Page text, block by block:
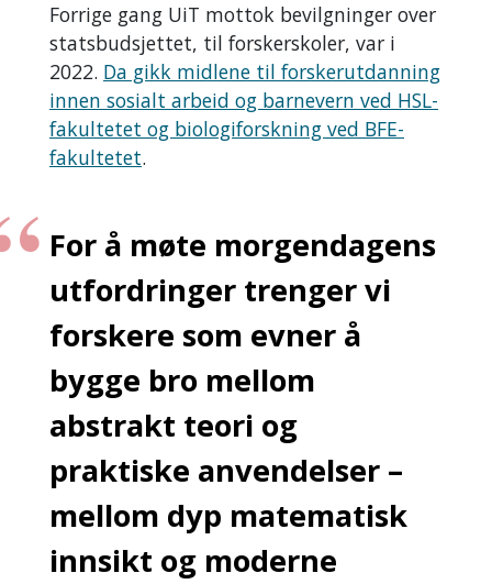
Forrige gang UiT mottok bevilgninger over
statsbudsjettet, til forskerskoler, var i
2022. Da gikk midlene til forskerutdanning
innen sosialt arbeid og barnevern ved HSL-
fakultetet og biologiforskning ved BFE-
fakultetet.
For å møte morgendagens
utfordringer trenger vi
forskere som evner å
bygge bro mellom
abstrakt teori og
praktiske anvendelser –
mellom dyp matematisk
innsikt og moderne